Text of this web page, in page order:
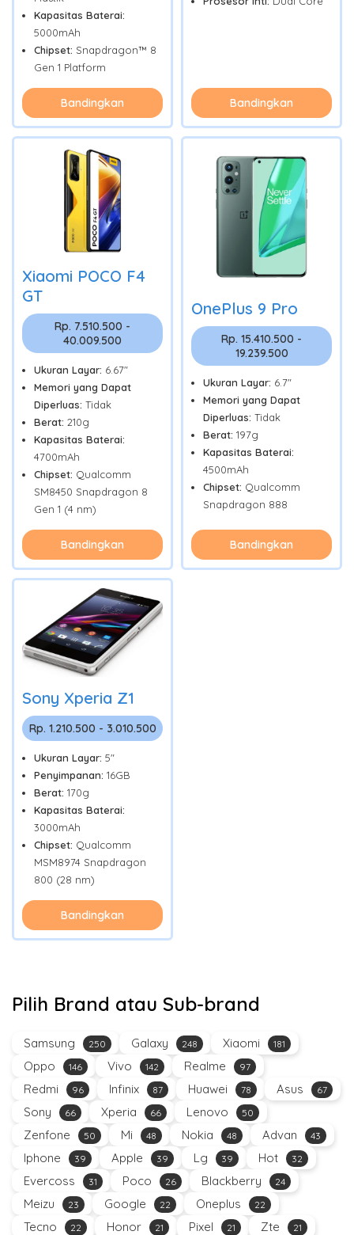
Kapasitas Baterai:
5000mAh
Chipset: Snapdragon™ 8
Gen 1 Platform
Bandingkan Bandingkan
Xiaomi POCO F4
GT
Rp. 7.510.500 -
40.009.500
Ukuran Layar: 6.67"
Memori yang Dapat
Diperluas: Tidak
Berat: 210g
Kapasitas Baterai:
4700mAh
Chipset: Qualcomm
SM8450 Snapdragon 8
Gen 1 (4 nm)
Bandingkan
OnePlus 9 Pro
Rp. 15.410.500 -
19.239.500
Ukuran Layar: 6.7"
Memori yang Dapat
Diperluas: Tidak
Berat: 197g
Kapasitas Baterai:
4500mAh
Chipset: Qualcomm
Snapdragon 888
Bandingkan
Sony Xperia Z1
Rp. 1.210.500 - 3.010.500
Ukuran Layar: 5"
Penyimpanan: 16GB
Berat: 170g
Kapasitas Baterai:
3000mAh
Chipset: Qualcomm
MSM8974 Snapdragon
800 (28 nm)
Bandingkan
Pilih Brand atau Sub-brand
Samsung 250 Galaxy 248 Xiaomi 181
Oppo 146 Vivo 142 Realme 97
Redmi 96 Infinix 87 Huawei 78 Asus 67
Sony 66 Xperia 66 Lenovo 50
Zenfone 50 Mi 48 Nokia 48 Advan 43
Iphone 39 Apple 39 Lg 39 Hot 32
Evercoss 31 Poco 26 Blackberry 24
Meizu 23 Google 22 Oneplus 22
Tecno 22 Honor 21 Pixel 21 Zte 21